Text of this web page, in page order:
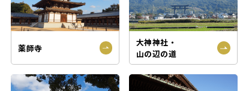
薬師寺
大神神社・
山の辺の道